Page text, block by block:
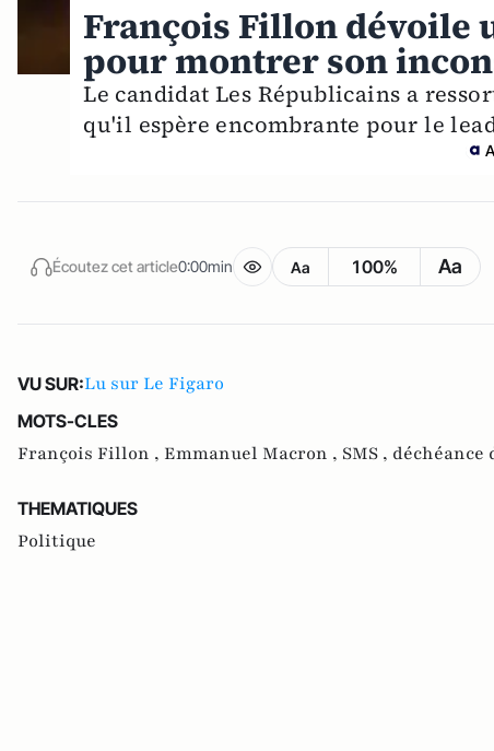
François Fillon dévoile
pour montrer son
Le candidat Les Républicains a
qu'il espère encombrante pour le
Écoutez cet article0:00min Aa 100% Aa
VU SUR:Lu sur Le Figaro
MOTS-CLES
François Fillon , Emmanuel Macron , SMS ,
THEMATIQUES
Politique